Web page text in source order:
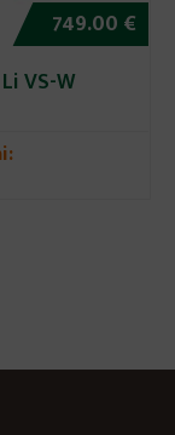
749.00 €
VS-W